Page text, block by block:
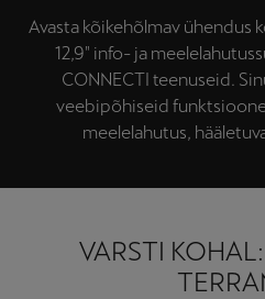
Avasta kõikehõlmav ühendus
12,9" info- ja
CONNECTI teenuseid.
veebipõhiseid
meelelahutus,
VARSTI